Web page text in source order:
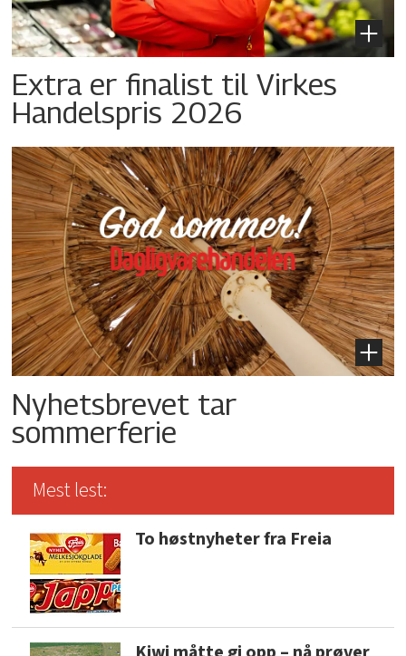
Extra er finalist til Virkes
Handelspris 2026
Nyhetsbrevet tar
sommerferie
Mest lest:
To høstnyheter fra Freia